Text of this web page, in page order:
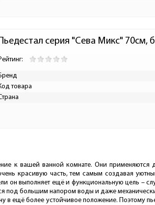
серия "Сева Микс" 70см,
товара
к вашей ванной комнате. Они применяются
красивую часть, тем самым создавая
он выполняет ещё и функциональную цель –
под большим напором воды и даже
в ещё более устойчивое положение. Поэтому